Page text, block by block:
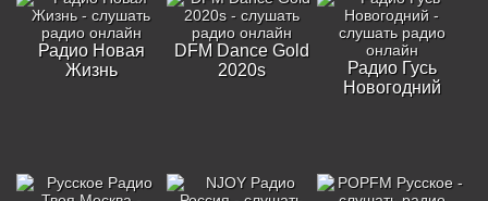
Радио Новая
Жизнь
DFM Dance Gold
2020s
Радио Гусь
Новогодний